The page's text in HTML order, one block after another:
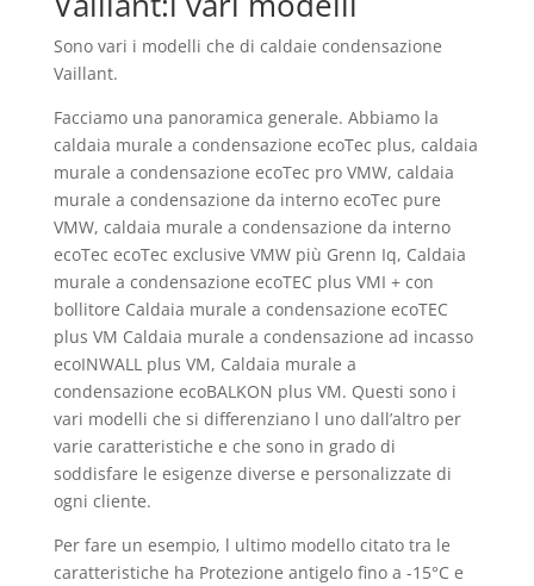
Sono vari i modelli che di caldaie condensazione
Vaillant.
Facciamo una panoramica generale. Abbiamo la
caldaia murale a condensazione ecoTec plus, caldaia
murale a condensazione ecoTec pro VMW, caldaia
murale a condensazione da interno ecoTec pure
VMW, caldaia murale a condensazione da interno
ecoTec ecoTec exclusive VMW più Grenn Iq, Caldaia
murale a condensazione ecoTEC plus VMI + con
bollitore Caldaia murale a condensazione ecoTEC
plus VM Caldaia murale a condensazione ad incasso
ecoINWALL plus VM, Caldaia murale a
condensazione ecoBALKON plus VM. Questi sono i
vari modelli che si differenziano l uno dall’altro per
varie caratteristiche e che sono in grado di
soddisfare le esigenze diverse e personalizzate di
ogni cliente.
Per fare un esempio, l ultimo modello citato tra le
caratteristiche ha Protezione antigelo fino a -15°C e